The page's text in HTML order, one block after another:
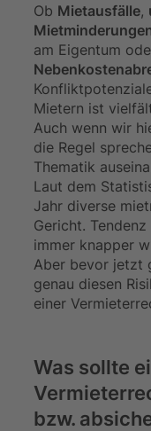
Ob Mietausfälle,
am Eigentum
Mietern ist
Auch wenn wir
die Regel
Thematik
Laut dem
Jahr diverse
Gericht.
immer knapper
Aber bevor jetzt
genau diesen
einer
Was sollte
bzw.